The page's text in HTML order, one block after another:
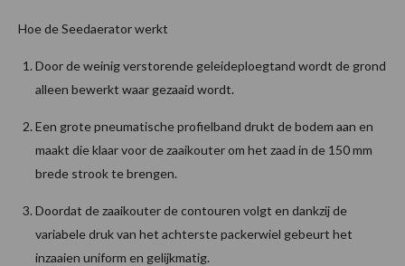
Hoe de Seedaerator werkt
Door de weinig verstorende geleideploegtand wordt de grond
alleen bewerkt waar gezaaid wordt.
Een grote pneumatische profielband drukt de bodem aan en
maakt die klaar voor de zaaikouter om het zaad in de 150 mm
brede strook te brengen.
Doordat de zaaikouter de contouren volgt en dankzij de
variabele druk van het achterste packerwiel gebeurt het
inzaaien uniform en gelijkmatig.